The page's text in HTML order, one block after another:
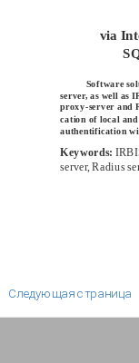
via
Software
server, as well as
proxy-server and
cation of local
authentification
Keywords:
server, Radius
Следующая страница